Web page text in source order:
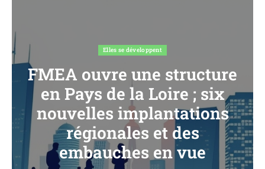
Elles se développent
FMEA ouvre une structure
en Pays de la Loire ; six
nouvelles implantations
régionales et des
embauches en vue